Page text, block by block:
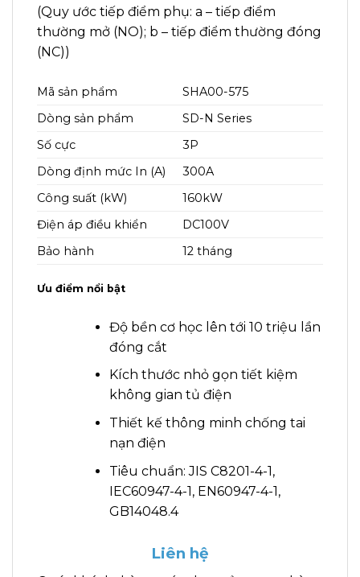
(Quy ước tiếp điểm phụ: a – tiếp điểm
thường mở (NO); b – tiếp điểm thường đóng
(NC))
Mã sản phẩm
SHA00-575
Dòng sản phẩm
SD-N Series
Số cực
3P
Dòng định mức In (A)
300A
Công suất (kW)
160kW
Điện áp điều khiển
DC100V
Bảo hành
12 tháng
Ưu điểm nổi bật
Độ bền cơ học lên tới 10 triệu lần
đóng cắt
Kích thước nhỏ gọn tiết kiệm
không gian tủ điện
Thiết kế thông minh chống tai
nạn điện
Tiêu chuẩn: JIS C8201-4-1,
IEC60947-4-1, EN60947-4-1,
GB14048.4
Liên hệ